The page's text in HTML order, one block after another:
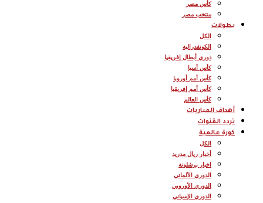
كأس مصر
منتخب مصر
بطولات
الكل
الكونفدرالية
دوري أبطال إفريقيا
كأس أسيا
كأس أمم أوروبا
كأس أمم إفريقيا
كأس العالم
أهداف المباريات
تردد القنوات
كورة عالمية
الكل
أخبار ريال مدريد
اخبار برشلونة
الدوري الألماني
الدوري الأوروبي
الدوري الإسباني